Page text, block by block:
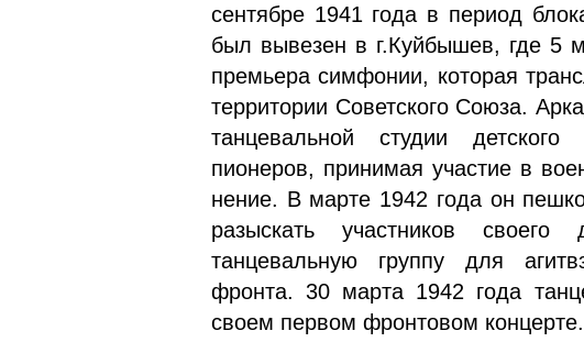
сентябре 1941 года в период
был вывезен в г.Куйбышев, где 5
премье­ра симфонии, которая
территории Советского Союза.
танцевальной сту­дии
пионеров, принимая участие в
нение. В марте 1942 года он
разыскать участников
танцевальную группу для
фронта. 30 марта 1942 года
своем первом фронтовом концерте.